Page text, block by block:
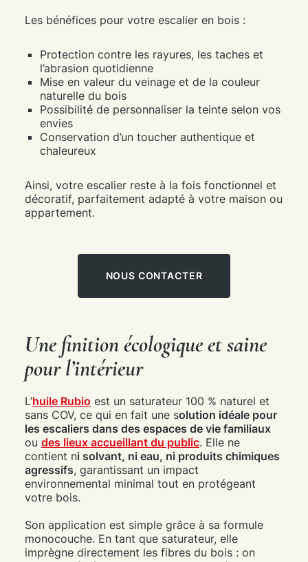
Les bénéfices pour votre escalier en bois :
Protection contre les rayures, les taches et
l’abrasion quotidienne
Mise en valeur du veinage et de la couleur
naturelle du bois
Possibilité de personnaliser la teinte selon vos
envies
Conservation d’un toucher authentique et
chaleureux
Ainsi, votre escalier reste à la fois fonctionnel et
décoratif, parfaitement adapté à votre maison ou
appartement.
NOUS CONTACTER
Une finition écologique et saine
pour l’intérieur
L’huile Rubio est un saturateur 100 % naturel et
sans COV, ce qui en fait une solution idéale pour
les escaliers dans des espaces de vie familiaux
ou des lieux accueillant du public. Elle ne
contient ni solvant, ni eau, ni produits chimiques
agressifs, garantissant un impact
environnemental minimal tout en protégeant
votre bois.
Son application est simple grâce à sa formule
monocouche. En tant que saturateur, elle
imprègne directement les fibres du bois : on